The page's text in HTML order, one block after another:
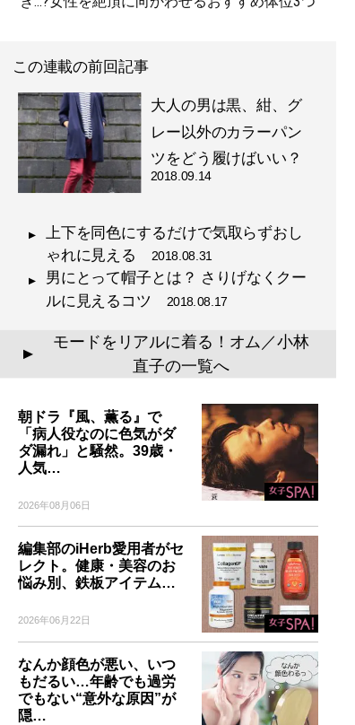
この連載の前回記事
大人の男は黒、紺、グ
レー以外のカラーパン
ツをどう履けばいい？
2018.09.14
上下を同色にするだけで気取らずおし
ゃれに見える 2018.08.31
男にとって帽子とは？ さりげなくクー
ルに見えるコツ 2018.08.17
▲
モードをリアルに着る！オム／小林
直子の一覧へ
朝ドラ『風、薫る』で
「病人役なのに色気がダ
ダ漏れ」と騒然。39歳・
人気…
2026年08月06日
編集部のiHerb愛用者がセ
レクト。健康・美容のお
悩み別、鉄板アイテム…
2026年06月22日
なんか顔色が悪い、いつ
もだるい…年齢でも過労
でもない“意外な原因”が
隠…